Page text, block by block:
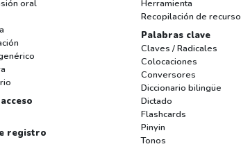
oral
registro
Herramienta
Recopilación de
Palabras clave
Claves / Radicales
Colocaciones
Conversores
Diccionario bilingüe
Dictado
Flashcards
Pinyin
Tonos